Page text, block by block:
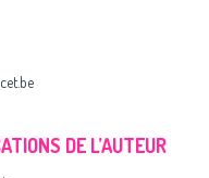
DE L’AUTEUR